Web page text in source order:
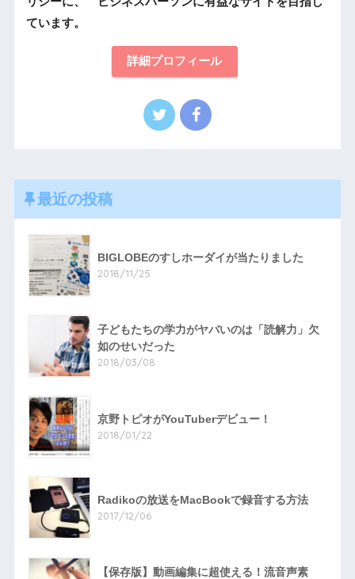
ています。
詳細プロフィール
最近の投稿
BIGLOBEのすしホーダイが当たりました
2018/11/25
子どもたちの学力がヤバいのは「読解力」欠
如のせいだった
2018/03/08
京野トピオがYouTuberデビュー！
2018/01/22
Radikoの放送をMacBookで録音する方法
2017/12/06
【保存版】動画編集に超使える！流音声素